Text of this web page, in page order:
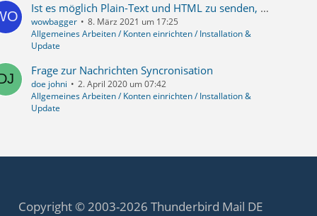
Ist es möglich Plain-Text und HTML zu senden, egal welches bevorzugte Format im Adressbuch steht?
wowbagger
8. März 2021 um 17:25
Allgemeines Arbeiten / Konten einrichten / Installation &
Update
Frage zur Nachrichten Syncronisation
doe johni
2. April 2020 um 07:42
Allgemeines Arbeiten / Konten einrichten / Installation &
Update
Copyright © 2003-2026 Thunderbird Mail DE